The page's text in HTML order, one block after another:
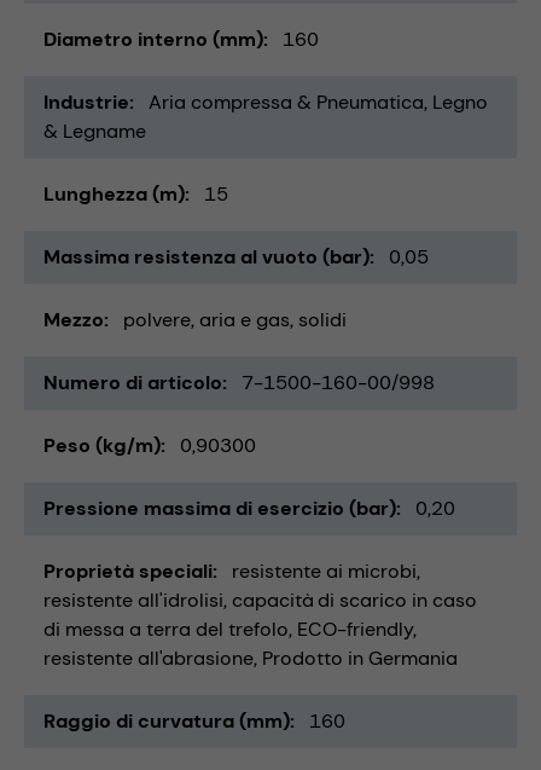
Diametro interno (mm) 160
Industrie Aria compressa & Pneumatica Legno
& Legname
Lunghezza (m) 15
Massima resistenza al vuoto (bar) 0,05
Mezzo polvere aria e gas solidi
Numero di articolo 7-1500-160-00/998
Peso (kg/m) 0,90300
Pressione massima di esercizio (bar) 0,20
Proprietà speciali
resistente ai microbi
resistente all'idrolisi capacità di scarico in caso
di messa a terra del trefolo ECO-friendly
resistente all'abrasione Prodotto in Germania
Raggio di curvatura (mm) 160